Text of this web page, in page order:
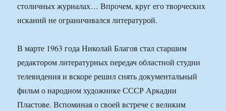
столичных журналах… Впрочем, круг его творческих
исканий не ограничивался литературой.
В марте 1963 года Николай Благов стал старшим
редактором литературных передач областной студии
телевидения и вскоре решил снять документальный
фильм о народном художнике СССР Аркадии
Пластове. Вспоминая о своей встрече с великим